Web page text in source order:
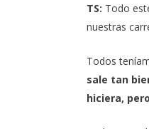
TS: Todo
nuestras
Todos
sale tan
hiciera,